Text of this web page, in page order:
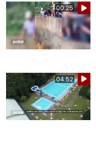
00:25
04:52